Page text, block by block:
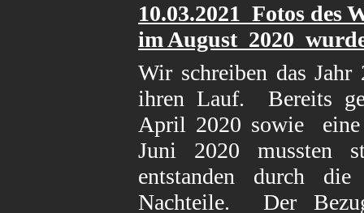
10.03.2021 Fotos des
im August 2020
Wir schreiben das
ihren Lauf. Bereits
April 2020 sowie
Juni 2020 mussten
entstanden durch
Nachteile. Der